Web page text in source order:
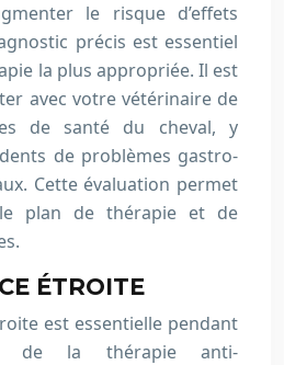
le risque d’effets
précis est essentiel
la plus appropriée. Il est
avec votre vétérinaire de
de santé du cheval, y
de problèmes gastro-
Cette évaluation permet
plan de thérapie et de
ÉTROITE
est essentielle pendant
de la thérapie anti-